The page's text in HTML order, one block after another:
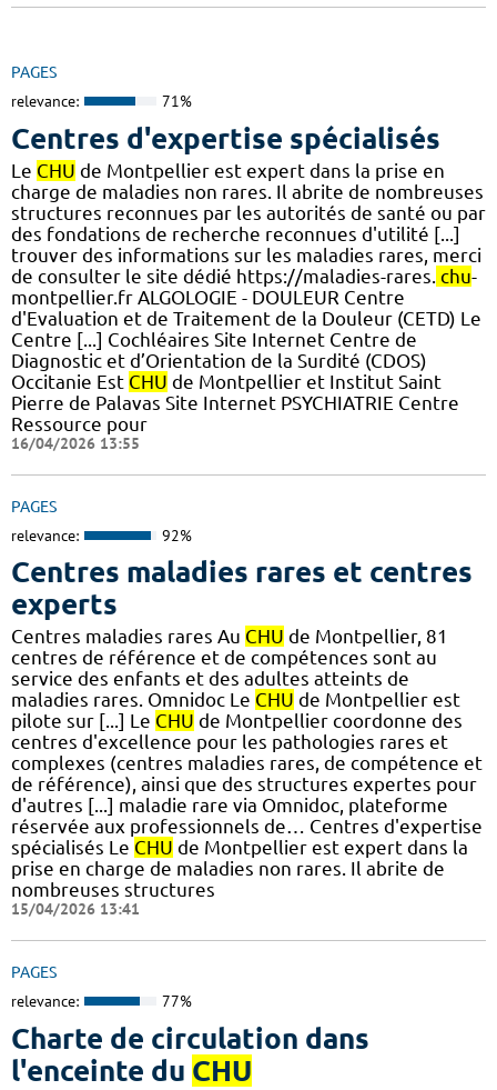
PAGES
relevance: 71%
Centres d'expertise spécialisés
Le CHU de Montpellier est expert dans la prise en
charge de maladies non rares. Il abrite de nombreuses
structures reconnues par les autorités de santé ou par
des fondations de recherche reconnues d'utilité [...]
trouver des informations sur les maladies rares, merci
de consulter le site dédié https://maladies-rares. chu-
montpellier.fr ALGOLOGIE - DOULEUR Centre
d'Evaluation et de Traitement de la Douleur (CETD) Le
Centre [...] Cochléaires Site Internet Centre de
Diagnostic et d’Orientation de la Surdité (CDOS)
Occitanie Est CHU de Montpellier et Institut Saint
Pierre de Palavas Site Internet PSYCHIATRIE Centre
Ressource pour
16/04/2026 13:55
PAGES
relevance: 92%
Centres maladies rares et centres
experts
Centres maladies rares Au CHU de Montpellier, 81
centres de référence et de compétences sont au
service des enfants et des adultes atteints de
maladies rares. Omnidoc Le CHU de Montpellier est
pilote sur [...] Le CHU de Montpellier coordonne des
centres d'excellence pour les pathologies rares et
complexes (centres maladies rares, de compétence et
de référence), ainsi que des structures expertes pour
d'autres [...] maladie rare via Omnidoc, plateforme
réservée aux professionnels de… Centres d'expertise
spécialisés Le CHU de Montpellier est expert dans la
prise en charge de maladies non rares. Il abrite de
nombreuses structures
15/04/2026 13:41
PAGES
relevance: 77%
Charte de circulation dans
l'enceinte du CHU